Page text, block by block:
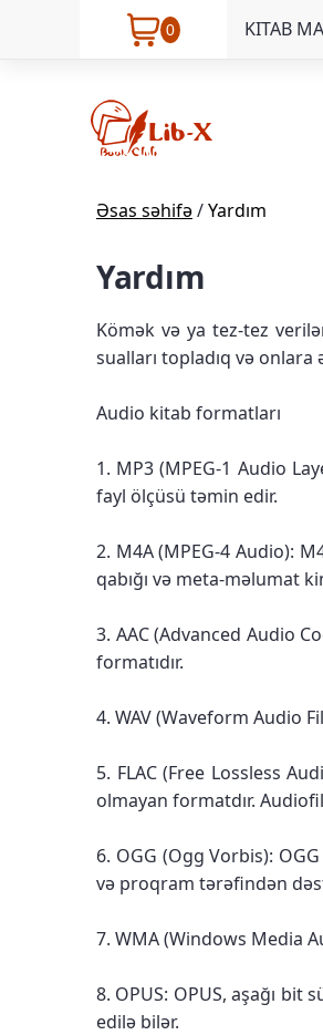
0 KITAB
Əsas səhifə/Yardım
Yardım
Kömək və ya tez-tez
sualları topladıq və onlara
Audio kitab formatları
1. MP3 (MPEG-1 Audio
fayl ölçüsü təmin edir.
2. M4A (MPEG-4 Audio):
qabığı və meta-məlumat
3. AAC (Advanced Audio
formatıdır.
4. WAV (Waveform Audio
5. FLAC (Free Lossless
olmayan formatdır.
6. OGG (Ogg Vorbis):
və proqram tərəfindən
7. WMA (Windows Media
8. OPUS: OPUS, aşağı
edilə bilər.